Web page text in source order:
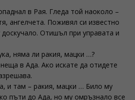
в Рая. Гледа той наоколо –
ангелчета. Поживял си известно
Отишъл при управата и
няма ли ракия, мацки …?
в Ада. Ако искате да отидете
и там – ракия, мацки … Било му
пъти до Ада, но му омръзнало все